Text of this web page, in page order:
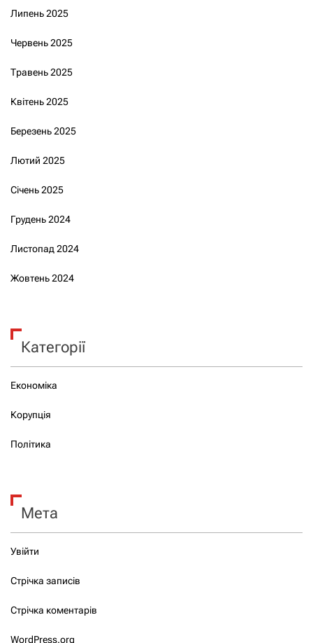
Липень 2025
Червень 2025
Травень 2025
Квітень 2025
Березень 2025
Лютий 2025
Січень 2025
Грудень 2024
Листопад 2024
Жовтень 2024
Категорії
Економіка
Корупція
Політика
Мета
Увійти
Стрічка записів
Стрічка коментарів
WordPress.org